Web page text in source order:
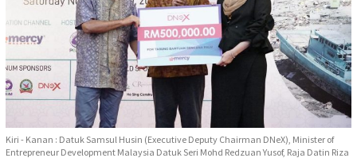
Kiri - Kanan : Datuk Samsul Husin (Executive Deputy Chairman DNeX), Minister of
Entrepreneur Development Malaysia Datuk Seri Mohd Redzuan Yusof, Raja Datin Riza